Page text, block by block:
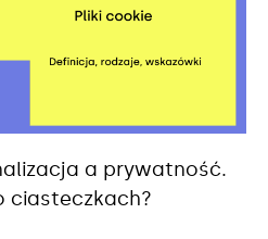
a prywatność.
ciasteczkach?